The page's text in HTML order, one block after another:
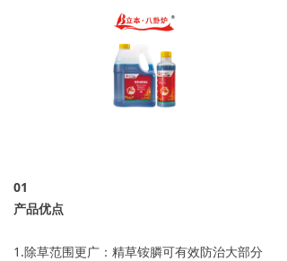
01
产品优点
1.除草范围更广：精草铵膦可有效防治大部分